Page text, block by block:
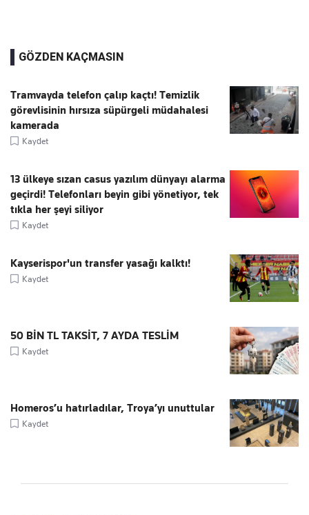
GÖZDEN KAÇMASIN
Tramvayda telefon çalıp kaçtı! Temizlik
görevlisinin hırsıza süpürgeli müdahalesi
kamerada
Kaydet
13 ülkeye sızan casus yazılım dünyayı alarma
geçirdi! Telefonları beyin gibi yönetiyor, tek
tıkla her şeyi siliyor
Kaydet
Kayserispor'un transfer yasağı kalktı!
Kaydet
50 BİN TL TAKSİT, 7 AYDA TESLİM
Kaydet
Homeros’u hatırladılar, Troya’yı unuttular
Kaydet